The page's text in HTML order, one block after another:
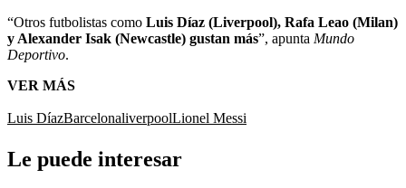
“Otros futbolistas como Luis Díaz (Liverpool), Rafa Leao (Milan)
y Alexander Isak (Newcastle) gustan más”, apunta Mundo
Deportivo.
VER MÁS
Luis DíazBarcelonaliverpoolLionel Messi
Le puede interesar